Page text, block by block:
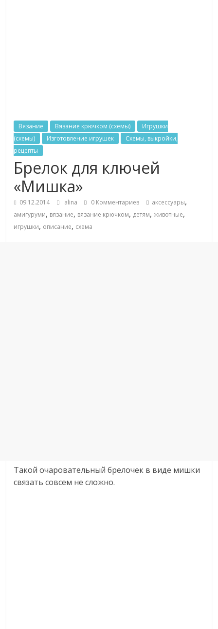
Вязание Вязание крючком (схемы)
Игрушки
(схемы)
Изготовление игрушек
Схемы, выкройки,
рецепты
Брелок для ключей
«Мишка»
09.12.2014 alina 0 Комментариев аксессуары,
амигуруми, вязание, вязание крючком, детям,животные,
игрушки, описание, схема
Такой очаровательный брелочек в виде мишки
связать совсем не сложно.